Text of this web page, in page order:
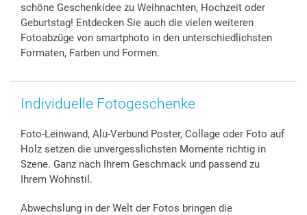
schöne Geschenkidee zu Weihnachten, Hochzeit oder
Geburtstag! Entdecken Sie auch die vielen weiteren
Fotoabzüge von smartphoto in den unterschiedlichsten
Formaten, Farben und Formen.
Individuelle Fotogeschenke
Foto-Leinwand, Alu-Verbund Poster, Collage oder Foto auf
Holz setzen die unvergesslichsten Momente richtig in
Szene. Ganz nach Ihrem Geschmack und passend zu
Ihrem Wohnstil.
Abwechslung in der Welt der Fotos bringen die